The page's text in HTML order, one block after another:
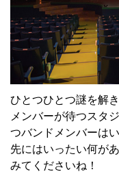
ひとつひとつ謎を解
メンバーが待つスタ
つバンドメンバーは
先にはいったい何が
みてくださいね！